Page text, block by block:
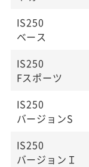
IS250
ベース
IS250
Fスポーツ
IS250
バージョンS
IS250
バージョンＩ